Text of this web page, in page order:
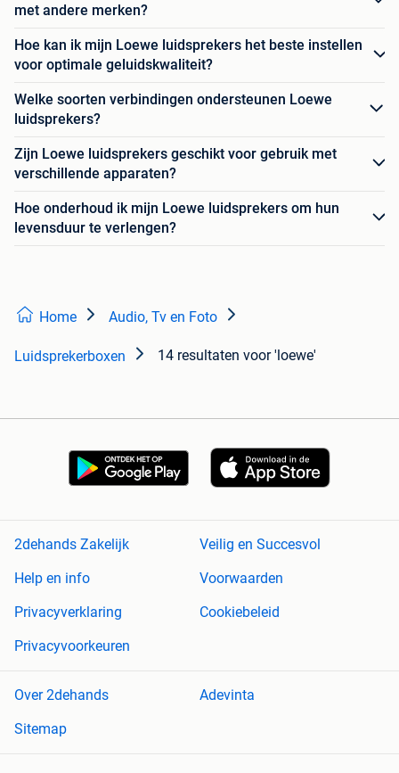
met andere merken?
Hoe kan ik mijn Loewe luidsprekers het beste instellen
voor optimale geluidskwaliteit?
Welke soorten verbindingen ondersteunen Loewe
luidsprekers?
Zijn Loewe luidsprekers geschikt voor gebruik met
verschillende apparaten?
Hoe onderhoud ik mijn Loewe luidsprekers om hun
levensduur te verlengen?
Home Audio, Tv en Foto
Luidsprekerboxen 14 resultaten voor 'loewe'
2dehands Zakelijk
Veilig en Succesvol
Help en info
Voorwaarden
Privacyverklaring
Cookiebeleid
Privacyvoorkeuren
Over 2dehands
Adevinta
Sitemap